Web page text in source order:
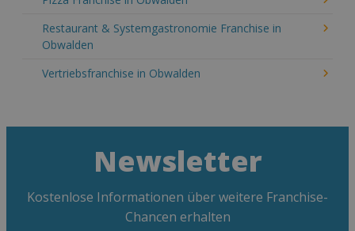
Restaurant & Systemgastronomie Franchise in
Obwalden
Vertriebsfranchise in Obwalden
Newsletter
Kostenlose Informationen über weitere Franchise-
Chancen erhalten